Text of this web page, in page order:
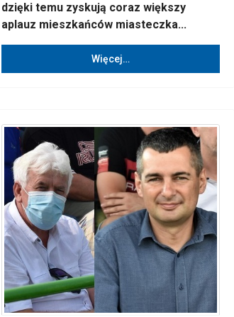
dzięki temu zyskują coraz większy
aplauz mieszkańców miasteczka...
Więcej…